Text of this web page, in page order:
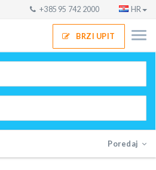
+385 95 742 2000 HR
BRZI UPIT
Poredaj